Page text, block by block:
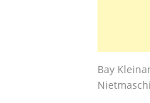
Bay